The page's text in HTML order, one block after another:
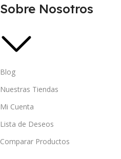
Sobre Nosotros
Blog
Nuestras Tiendas
Mi Cuenta
Lista de Deseos
Comparar Productos